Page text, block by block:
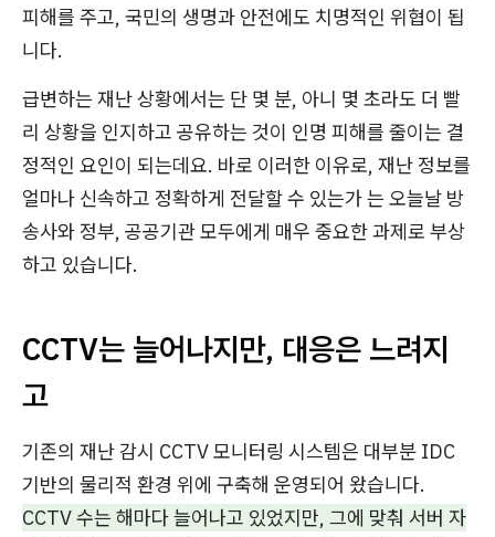
피해를 주고, 국민의 생명과 안전에도 치명적인 위협이 됩
니다.
급변하는 재난 상황에서는 단 몇 분, 아니 몇 초라도 더 빨
리 상황을 인지하고 공유하는 것이 인명 피해를 줄이는 결
정적인 요인이 되는데요. 바로 이러한 이유로, 재난 정보를
얼마나 신속하고 정확하게 전달할 수 있는가 는 오늘날 방
송사와 정부, 공공기관 모두에게 매우 중요한 과제로 부상
하고 있습니다.
CCTV는 늘어나지만, 대응은 느려지
고
기존의 재난 감시 CCTV 모니터링 시스템은 대부분 IDC
기반의 물리적 환경 위에 구축해 운영되어 왔습니다.
CCTV 수는 해마다 늘어나고 있었지만, 그에 맞춰 서버 자